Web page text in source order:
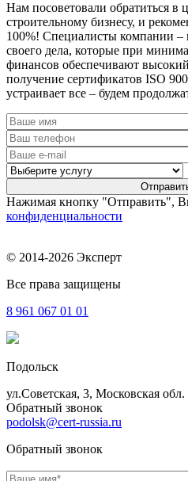
Нам посоветовали обратиться в
строительному бизнесу, и
100%! Специалисты компании –
своего дела, которые при
финансов обеспечивают
получение сертификатов ISO
устраивает все – будем
Нажимая кнопку "Отправить",
конфиденциальности
© 2014-2026 Эксперт
Все права защищены
8 961 067 01 01
Подольск
ул.Советская, 3, Московская обл.
Обратный звонок
podolsk@cert-russia.ru
Обратный звонок